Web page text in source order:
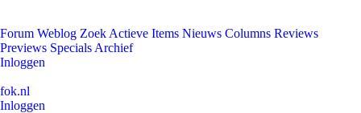
Forum Weblog Zoek Actieve Items Nieuws Columns Reviews
Previews Specials Archief
Inloggen
fok.nl
Inloggen